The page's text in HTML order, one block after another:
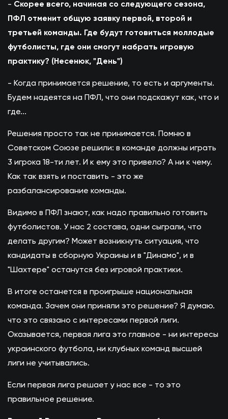
- Скорее всего, начиная со следующего сезона,
ПФЛ отменит общую заявку первой, второй и
третьей команды. Где будут готовиться моллодые
футболисты, где они смогут набрать игровую
практику? (Несенюк, "День")
- Когда принимается решение, то есть и аргументы.
Будем надеятся на ПФЛ, что они подскажут как, что и
где...
Решения просто так не принимается. Помню в
Советском Союзе решили: в команде должны играть
3 игрока 18-ти лет. И к ему это привело? А ни к чему.
Как так взять и поставить - это же
разбалансирование команды.
Видимо в ПФЛ знают, как надо правильно готовить
футболистов. У нас 2 состава, одни сыграли, что
делать другим? Может возникнуть ситуация, что
кандидаты в сборную Украины и в "Динамо", и в
"Шахтере" останутся без игровой практики.
В итоге останется в проигрыше национальная
команда. Зачем они приняли это решение? Я думаю.
что это связано с интересами первой лиги.
Оказывается, первая лига это главное - ни интересы
украинского футбола, ни клубных команд высшей
лиги не учитывались.
Если первая лига решает у нас все - то это
правильное решение.